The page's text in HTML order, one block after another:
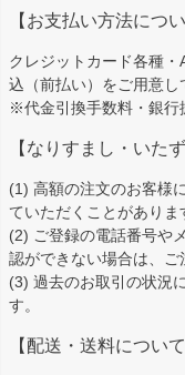
【お支払い方法につい
クレジットカード各種
込（前払い）をご用意し
※代金引換手数料・銀行
【なりすまし・いた
(1) 高額の注文のお客様
ていただくことがありま
(2) ご登録の電話番号や
認ができない場合は、ご
(3) 過去のお取引の状況
す。
【配送・送料について